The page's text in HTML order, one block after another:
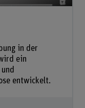
in der
ein
entwickelt.